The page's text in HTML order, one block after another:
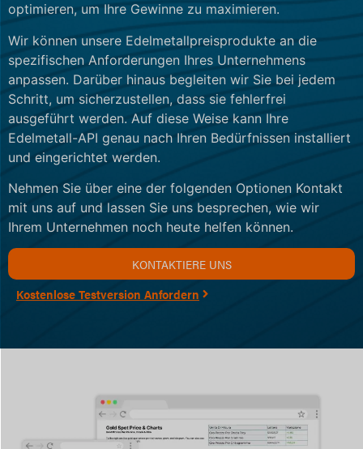
optimieren, um Ihre Gewinne zu maximieren.
Wir können unsere Edelmetallpreisprodukte an die
spezifischen Anforderungen Ihres Unternehmens
anpassen. Darüber hinaus begleiten wir Sie bei jedem
Schritt, um sicherzustellen, dass sie fehlerfrei
ausgeführt werden. Auf diese Weise kann Ihre
Edelmetall-API genau nach Ihren Bedürfnissen installiert
und eingerichtet werden.
Nehmen Sie über eine der folgenden Optionen Kontakt
mit uns auf und lassen Sie uns besprechen, wie wir
Ihrem Unternehmen noch heute helfen können.
KONTAKTIERE UNS
Kostenlose Testversion Anfordern